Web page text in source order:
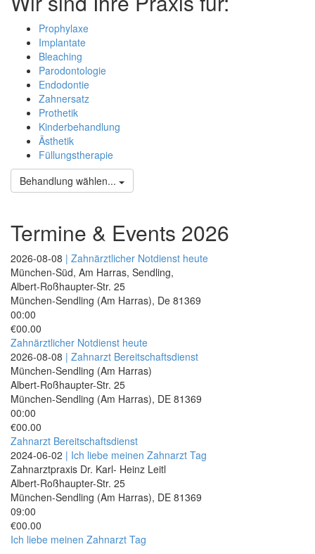
Prophylaxe
Implantate
Bleaching
Parodontologie
Endodontie
Zahnersatz
Prothetik
Kinderbehandlung
Ästhetik
Füllungstherapie
Behandlung wählen...
Termine & Events 2026
2026-08-08 | Zahnärztlicher Notdienst heute
München-Süd, Am Harras, Sendling,
Albert-Roßhaupter-Str. 25
München-Sendling (Am Harras), De 81369
00:00
€00.00
Zahnärztlicher Notdienst heute
2026-08-08 | Zahnarzt Bereitschaftsdienst
München-Sendling (Am Harras)
Albert-Roßhaupter-Str. 25
München-Sendling (Am Harras), DE 81369
00:00
€00.00
Zahnarzt Bereitschaftsdienst
2024-06-02 | Ich liebe meinen Zahnarzt Tag
Zahnarztpraxis Dr. Karl- Heinz Leitl
Albert-Roßhaupter-Str. 25
München-Sendling (Am Harras), DE 81369
09:00
€00.00
Ich liebe meinen Zahnarzt Tag